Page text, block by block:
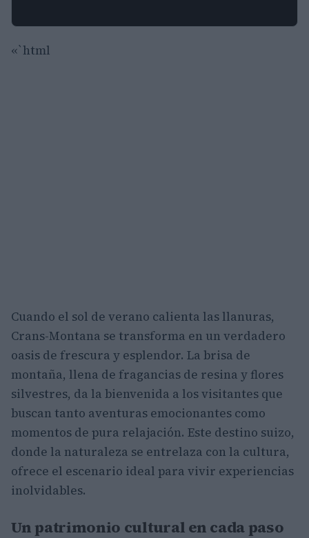
«`html
Cuando el sol de verano calienta las llanuras,
Crans-Montana se transforma en un verdadero
oasis de frescura y esplendor. La brisa de
montaña, llena de fragancias de resina y flores
silvestres, da la bienvenida a los visitantes que
buscan tanto aventuras emocionantes como
momentos de pura relajación. Este destino suizo,
donde la naturaleza se entrelaza con la cultura,
ofrece el escenario ideal para vivir experiencias
inolvidables.
Un patrimonio cultural en cada paso